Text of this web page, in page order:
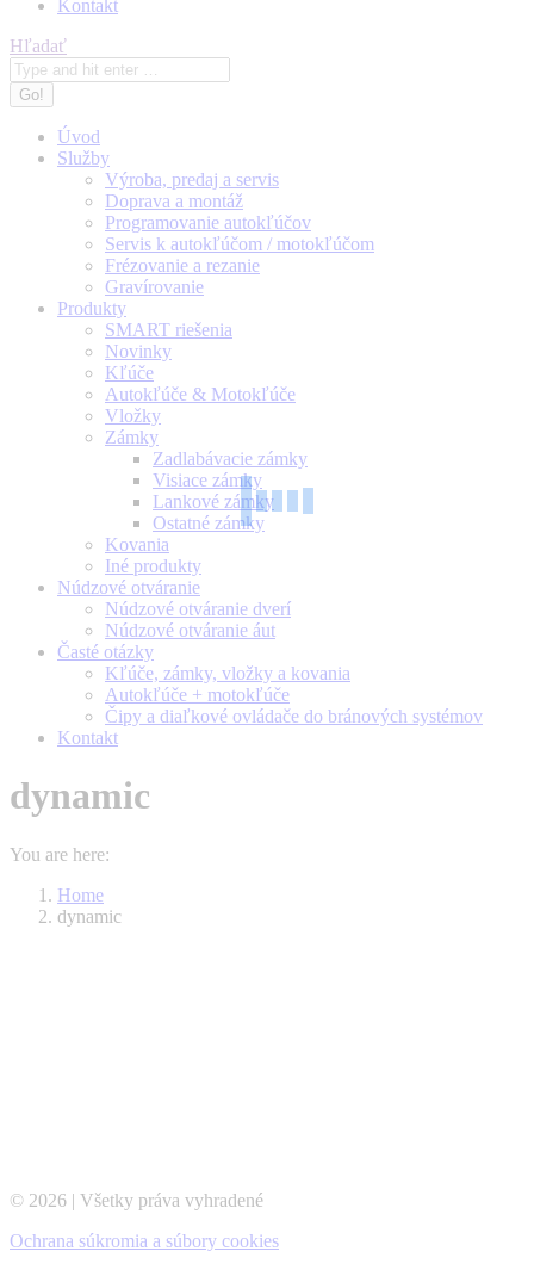
Kontakt
Search:
Hľadať
Úvod
Služby
Výroba, predaj a servis
Doprava a montáž
Programovanie autokľúčov
Servis k autokľúčom / motokľúčom
Frézovanie a rezanie
Gravírovanie
Produkty
SMART riešenia
Novinky
Kľúče
Autokľúče & Motokľúče
Vložky
Zámky
Zadlabávacie zámky
Visiace zámky
Lankové zámky
Ostatné zámky
Kovania
Iné produkty
Núdzové otváranie
Núdzové otváranie dverí
Núdzové otváranie áut
Časté otázky
Kľúče, zámky, vložky a kovania
Autokľúče + motokľúče
Čipy a diaľkové ovládače do bránových systémov
Kontakt
dynamic
You are here:
Home
dynamic
© 2026 | Všetky práva vyhradené
Ochrana súkromia a súbory cookies